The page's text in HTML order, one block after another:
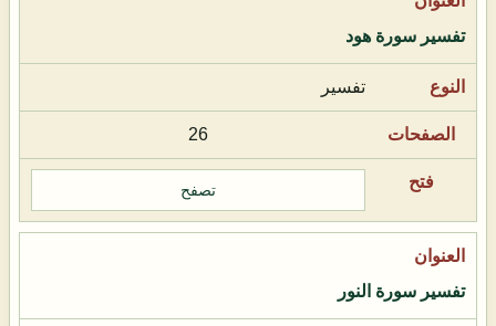
تفسير سورة هود
تفسير
26
تصفح
تفسير سورة النور